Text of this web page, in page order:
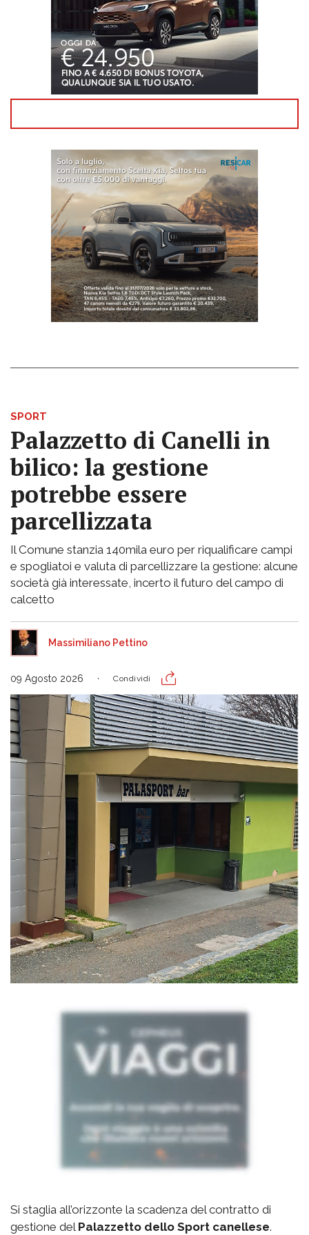
SPORT
Palazzetto di Canelli in
bilico: la gestione
potrebbe essere
parcellizzata
Il Comune stanzia 140mila euro per riqualificare campi
e spogliatoi e valuta di parcellizzare la gestione: alcune
società già interessate, incerto il futuro del campo di
calcetto
Massimiliano Pettino
09 Agosto 2026 Condividi
Si staglia all’orizzonte la scadenza del contratto di
gestione del Palazzetto dello Sport canellese.